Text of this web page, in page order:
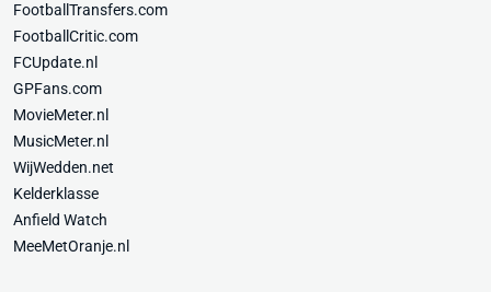
FootballTransfers.com
FootballCritic.com
FCUpdate.nl
GPFans.com
MovieMeter.nl
MusicMeter.nl
WijWedden.net
Kelderklasse
Anfield Watch
MeeMetOranje.nl